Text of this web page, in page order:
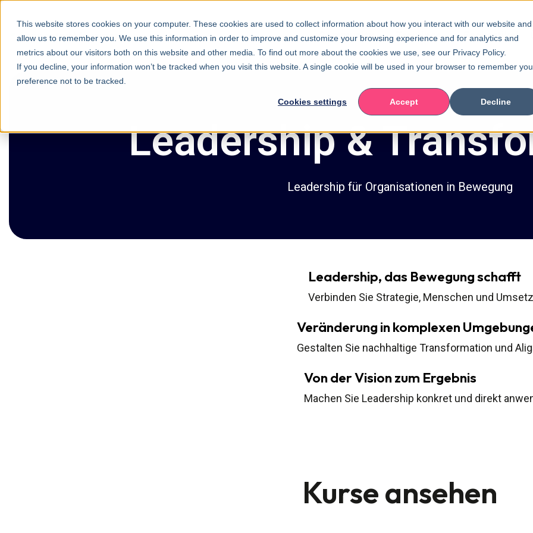
This website stores cookies on your computer. These cookies are used to collect information about how you interact with our website and
allow us to remember you. We use this information in order to improve and customize your browsing experience and for analytics and
metrics about our visitors both on this website and other media. To find out more about the cookies we use, see our Privacy Policy.
If you decline, your information won’t be tracked when you visit this website. A single cookie will be used in your browser to remember
preference not to be tracked.
Cookies settings Accept Decline
Community Trainings Fachartikel
Leadership &
Leadership für Organisationen in Bewegung
Leadership, das Bewegung schafft
Verbinden Sie Strategie, Menschen und
Veränderung in komplexen
Gestalten Sie nachhaltige Transformation und
Von der Vision zum Ergebnis
Machen Sie Leadership konkret und direkt
Kurse ansehen